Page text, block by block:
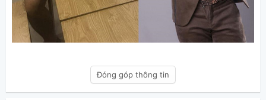
Đóng góp thông tin